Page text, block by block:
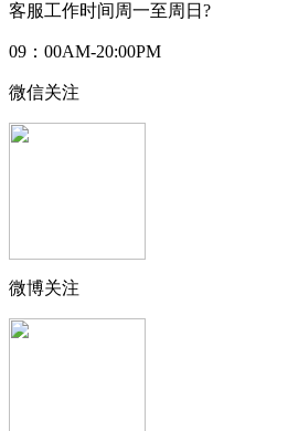
客服工作时间周一至周日?
09：00AM-20:00PM
微信关注
微博关注